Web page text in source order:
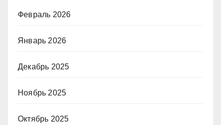
Февраль 2026
Январь 2026
Декабрь 2025
Ноябрь 2025
Октябрь 2025